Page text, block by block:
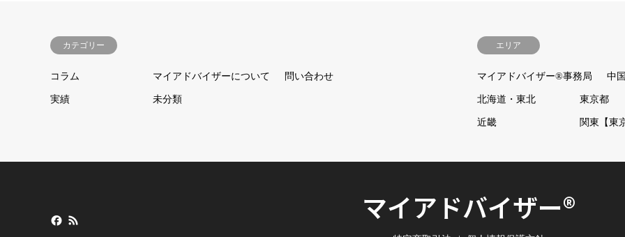
カテゴリー
コラム マイアドバイザーについて 問い合わせ
実績 未分類
エリア
マイアドバイザー®事務局 中
北海道・東北 東京都
近畿 関東【東
マイアドバイザー®